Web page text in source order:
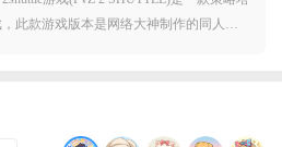
此款游戏版本是网络大神制作的同人游